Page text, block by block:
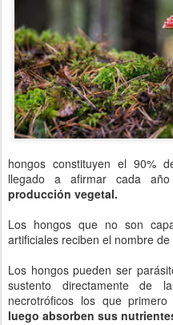
hongos constituyen el 90%
llegado a afirmar cada
producción vegetal.
Los hongos que no son
artificiales reciben el nombre
Los hongos pueden ser
sustento directamente de
necrotróficos los que
luego absorben sus